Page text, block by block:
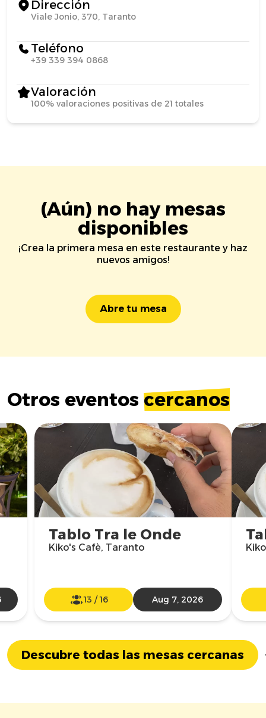
Dirección
Viale Jonio, 370, Taranto
Teléfono
+39 339 394 0868
Valoración
100% valoraciones positivas de 21 totales
(Aún) no hay mesas
disponibles
¡Crea la primera mesa en este restaurante y haz
nuevos amigos!
Abre tu mesa
Otros eventos cercanos
Tablo Tra le Onde
Kiko's Cafè, Taranto
13 /16 Aug 7, 2026
Descubre todas las mesas cercanas